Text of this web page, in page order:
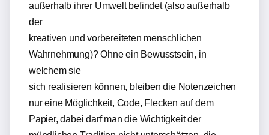
außerhalb ihrer Umwelt befindet (also außerhalb
der
kreativen und vorbereiteten menschlichen
Wahrnehmung)? Ohne ein Bewusstsein, in
welchem sie
sich realisieren können, bleiben die Notenzeichen
nur eine Möglichkeit, Code, Flecken auf dem
Papier, dabei darf man die Wichtigkeit der